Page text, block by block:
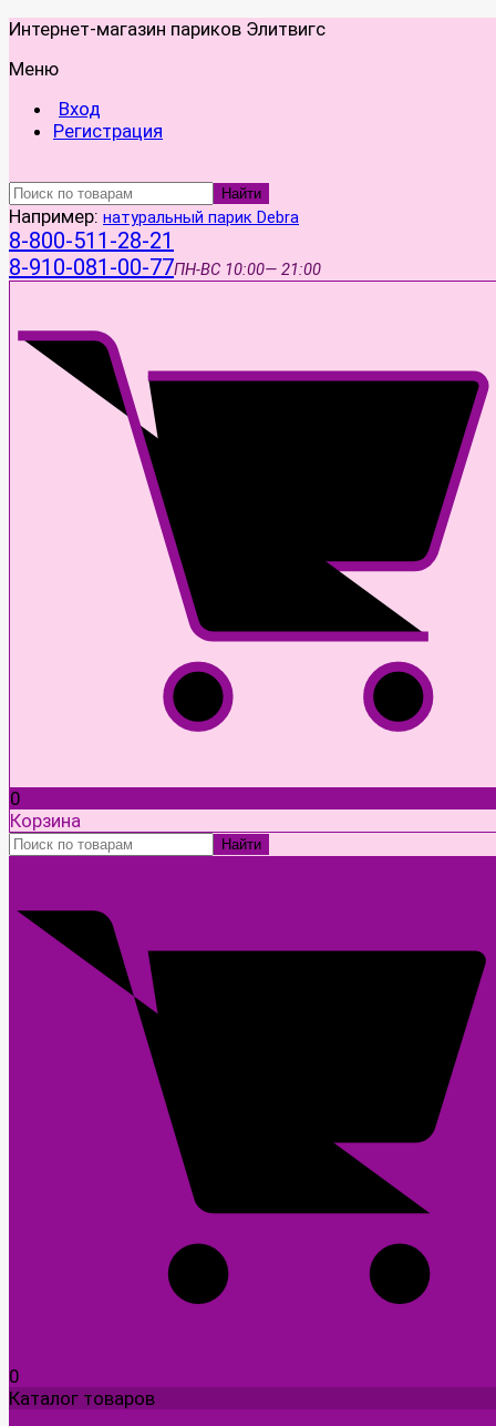
Интернет-магазин париков Элитвигс
Меню
Вход
Регистрация
Найти
Например: натуральный парик Debra
8-800-511-28-21
8-910-081-00-77ПН-ВС 10:00— 21:00
0
Корзина
Найти
0
Каталог товаров